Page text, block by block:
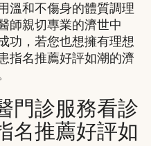
溫和不傷身的體質調理
師親切專業的濟世中
功，若您也想擁有理想
指名推薦好評如潮的濟
門診服務看診
名推薦好評如